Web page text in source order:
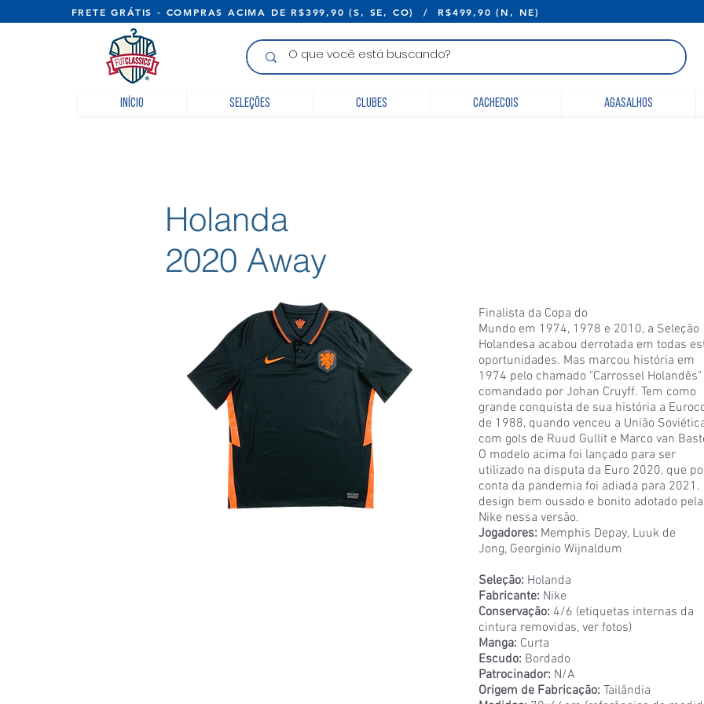
FRETE GRÁTIS - COMPRAS ACIMA DE R$399,90 (S, SE, CO) / R$499,90 (N,
Início Seleções Clubes Cachecois Agasalhos
Holanda
2020 Away
Finalista da Copa do
Mundo em 1974, 1978 e 2010, a Seleção
Holandesa acabou derrotada em todas
oportunidades. Mas marcou história em
1974 pelo chamado "Carrossel Holandês"
comandado por Johan Cruyff. Tem como
grande conquista de sua história a
de 1988, quando venceu a União
com gols de Ruud Gullit e Marco van
O modelo acima foi lançado para ser
utilizado na disputa da Euro 2020, que
conta da pandemia foi adiada para 2021.
design bem ousado e bonito adotado pela
Nike nessa versão.
Jogadores: Memphis Depay, Luuk de
Jong, Georginio Wijnaldum
Seleção: Holanda
Fabricante: Nike
Conservação: 4/6 (etiquetas internas da
cintura removidas, ver fotos)
Manga: Curta
Escudo: Bordado
Patrocinador: N/A
Origem de Fabricação: Tailândia